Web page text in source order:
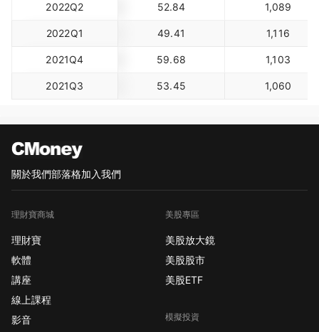
2022Q2 52.84 1,089
2022Q1 49.41 1,116
2021Q4 59.68 1,103
2021Q3 53.45 1,060
關於我們部落格加入我們
理財寶商城
理財寶
軟體
講座
線上課程
影音
美股專區
美股放大鏡
美股股市
美股ETF
模擬投資